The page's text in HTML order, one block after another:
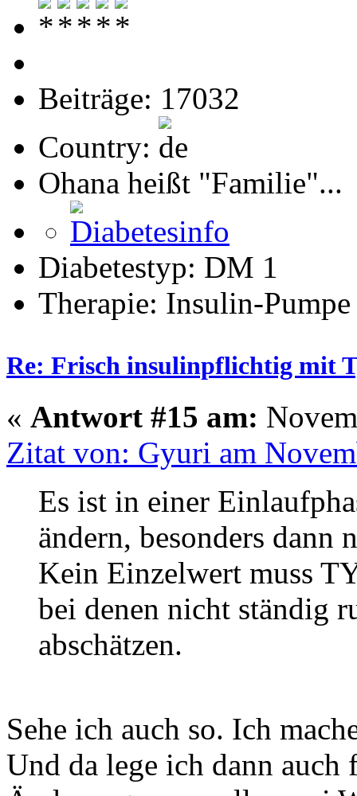
Beiträge: 17032
Country:
Ohana heißt "Familie"...
Diabetestyp: DM 1
Therapie: Insulin-Pumpe
Re: Frisch insulinpflichtig mit
« Antwort #15 am:
Zitat von: Gyuri am
Es ist in einer
ändern, besonders dann
Kein Einzelwert muss
bei denen nicht ständig
abschätzen.
Sehe ich auch so. Ich
Und da lege ich dann auch